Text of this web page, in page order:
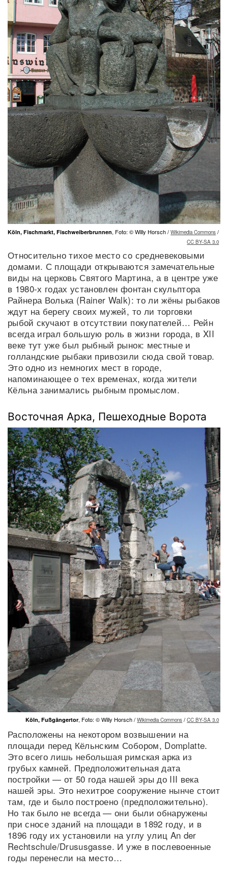
Köln, Fischmarkt, Fischweiberbrunnen, Foto: © Willy Horsch /Wikimedia Commons /
CC BY-SA 3.0
Относительно тихое место сo средневековыми
домами. С площади открываются замечательные
виды на церковь Святого Мартина, а в центре уже
в 1980-х годах установлен фонтан скульптора
Райнера Волька (Rainer Walk): то ли жёны рыбаков
ждут на берегу своих мужей, то ли торговки
рыбой скучают в отсутствии покупателей… Рейн
всегда играл большую роль в жизни города, в XII
веке тут уже был рыбный рынок: местные и
голландские рыбаки привозили сюда свой товар.
Это одно из немногих мест в городе,
напоминающее о тех временах, когда жители
Кёльна занимались рыбным промыслом.
Восточная Арка, Пешеходные Ворота
Köln, Fußgängertor, Foto: © Willy Horsch /Wikimedia Commons /CC BY-SA 3.0
Расположены на некотором возвышении на
площади перед Кёльнским Собором, Domplatte.
Это всего лишь небольшая римская арка из
грубых камней. Предположительная дата
постройки — от 50 года нашей эры до III века
нашей эры. Это нехитрое сооружение нынче стоит
там, где и было построено (предположительно).
Но так было не всегда — они были обнаружены
при сносе зданий на площади в 1892 году, и в
1896 году их установили на углу улиц An der
Rechtschule/Drususgasse. И уже в послевоенные
годы перенесли на место…